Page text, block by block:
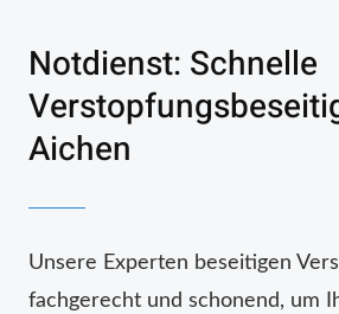
Notdienst: Schnelle
Aichen
Unsere Experten beseitigen
fachgerecht und schonend, um